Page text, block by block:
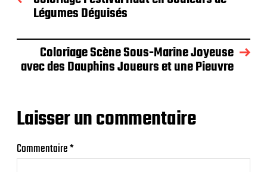
Légumes Déguisés
Coloriage Scène Sous-Marine Joyeuse
avec des Dauphins Joueurs et une Pieuvre
Laisser un commentaire
Commentaire*